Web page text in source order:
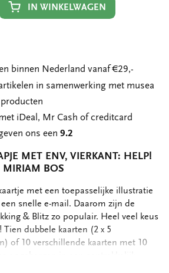
IN WINKELWAGEN
binnen Nederland vanaf €29,-
in samenwerking met musea
iDeal, Mr Cash of creditcard
ons een9.2
MET ENV, VIERKANT: HELP!
MIRIAM BOS
met een toepasselijke illustratie
snelle e-mail. Daarom zijn de
& Blitz zo populair. Heel veel keus
dubbele kaarten (2 x 5
of 10 verschillende kaarten met 10
van het mapje staan de